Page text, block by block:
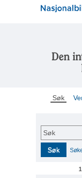
Den
Søk
Søk
Søk